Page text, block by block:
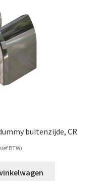
buitenzijde, CR
BTW)